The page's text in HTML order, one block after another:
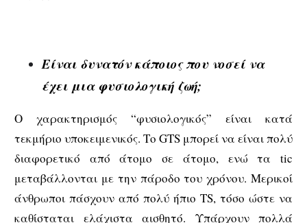
Είναι δυνατόν κάποιος που νοσεί να
έχει μια φυσιολογική ζωή;
Ο χαρακτηρισμός “φυσιολογικός” είναι κατά
τεκμήριο υποκειμενικός. Το GTS μπορεί να είναι πολύ
διαφορετικό από άτομο σε άτομο, ενώ τα tic
μεταβάλλονται με την πάροδο του χρόνου. Μερικοί
άνθρωποι πάσχουν από πολύ ήπιο TS, τόσο ώστε να
καθίσταται ελάχιστα αισθητό. Υπάρχουν πολλά